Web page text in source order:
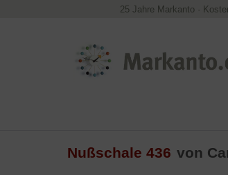
25 Jahre Markanto ·
Nußschale 436 von